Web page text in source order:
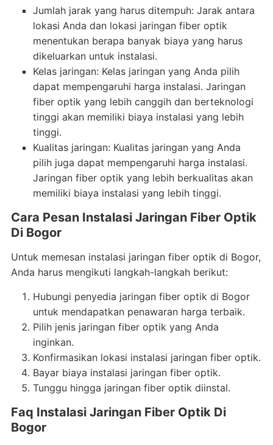
Jumlah jarak yang harus ditempuh: Jarak antara
lokasi Anda dan lokasi jaringan fiber optik
menentukan berapa banyak biaya yang harus
dikeluarkan untuk instalasi.
Kelas jaringan: Kelas jaringan yang Anda pilih
dapat mempengaruhi harga instalasi. Jaringan
fiber optik yang lebih canggih dan berteknologi
tinggi akan memiliki biaya instalasi yang lebih
tinggi.
Kualitas jaringan: Kualitas jaringan yang Anda
pilih juga dapat mempengaruhi harga instalasi.
Jaringan fiber optik yang lebih berkualitas akan
memiliki biaya instalasi yang lebih tinggi.
Cara Pesan Instalasi Jaringan Fiber Optik
Di Bogor
Untuk memesan instalasi jaringan fiber optik di Bogor,
Anda harus mengikuti langkah-langkah berikut:
Hubungi penyedia jaringan fiber optik di Bogor
untuk mendapatkan penawaran harga terbaik.
Pilih jenis jaringan fiber optik yang Anda
inginkan.
Konfirmasikan lokasi instalasi jaringan fiber optik.
Bayar biaya instalasi jaringan fiber optik.
Tunggu hingga jaringan fiber optik diinstal.
Faq Instalasi Jaringan Fiber Optik Di
Bogor